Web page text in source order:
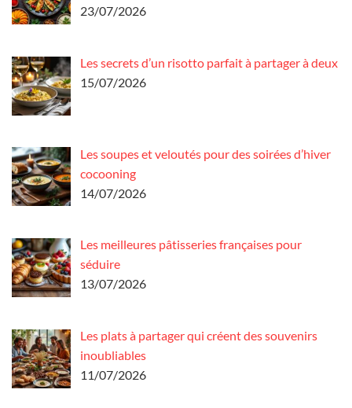
23/07/2026
Les secrets d’un risotto parfait à partager à deux
15/07/2026
Les soupes et veloutés pour des soirées d’hiver
cocooning
14/07/2026
Les meilleures pâtisseries françaises pour
séduire
13/07/2026
Les plats à partager qui créent des souvenirs
inoubliables
11/07/2026